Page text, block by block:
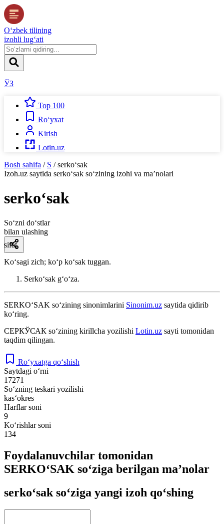
O‘zbek tilining
izohli lug‘ati
ЎЗ
Top 100
Ro‘yxat
Kirish
Lotin.uz
Bosh sahifa / S / serko‘sak
Izoh.uz saytida serko‘sak so‘zining izohi va ma’nolari
serko‘sak
So‘zni do‘stlar
bilan ulashing
sifat
Koʻsagi zich; koʻp koʻsak tuggan.
Serkoʻsak gʻoʻza.
SERKO‘SAK so‘zining sinonimlarini Sinonim.uz saytida qidirib
ko‘ring.
СЕРКЎСАК so‘zining kirillcha yozilishi Lotin.uz sayti tomonidan
taqdim qilingan.
Ro‘yxatga qo‘shish
Saytdagi o‘rni
17271
So‘zning teskari yozilishi
kas‘okres
Harflar soni
9
Ko‘rishlar soni
134
Foydalanuvchilar tomonidan
SERKO‘SAK so‘ziga berilgan ma’nolar
serko‘sak so‘ziga yangi izoh qo‘shing